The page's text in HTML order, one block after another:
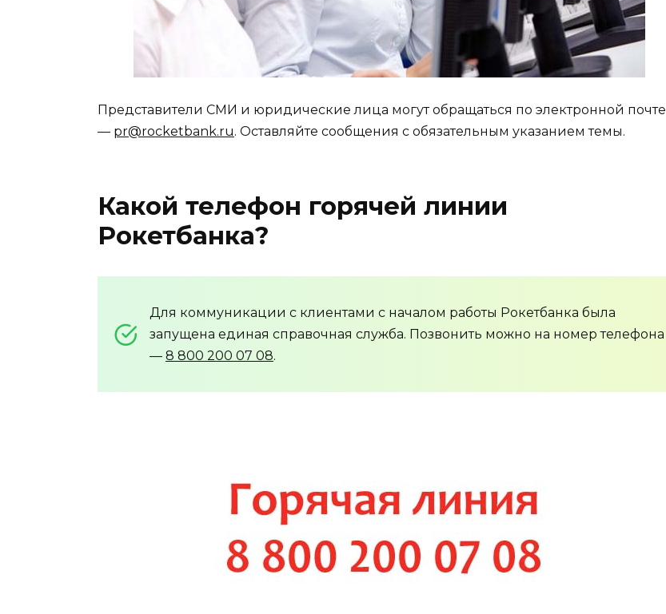
Представители СМИ и юридические лица могут обращаться по электронной почте
— pr@rocketbank.ru. Оставляйте сообщения с обязательным указанием темы.
Какой телефон горячей линии
Рокетбанка?
Для коммуникации с клиентами с началом работы Рокетбанка была
запущена единая справочная служба. Позвонить можно на номер телефона
— 8 800 200 07 08.